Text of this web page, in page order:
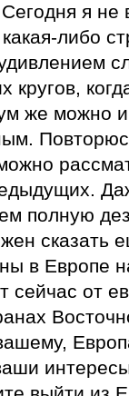
я не
либо
кругов,
же можно
полную
сказать
в Европе
сейчас от